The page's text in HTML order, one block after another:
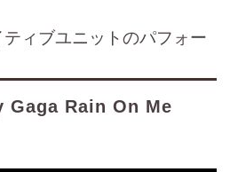
ィブユニットのパフォー
Gaga Rain On Me